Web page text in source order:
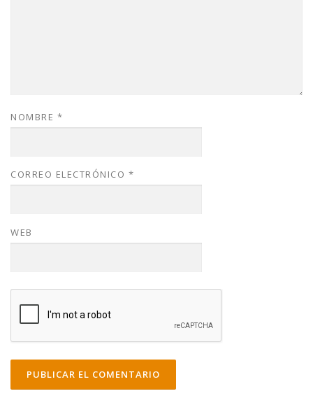
NOMBRE *
CORREO ELECTRÓNICO *
WEB